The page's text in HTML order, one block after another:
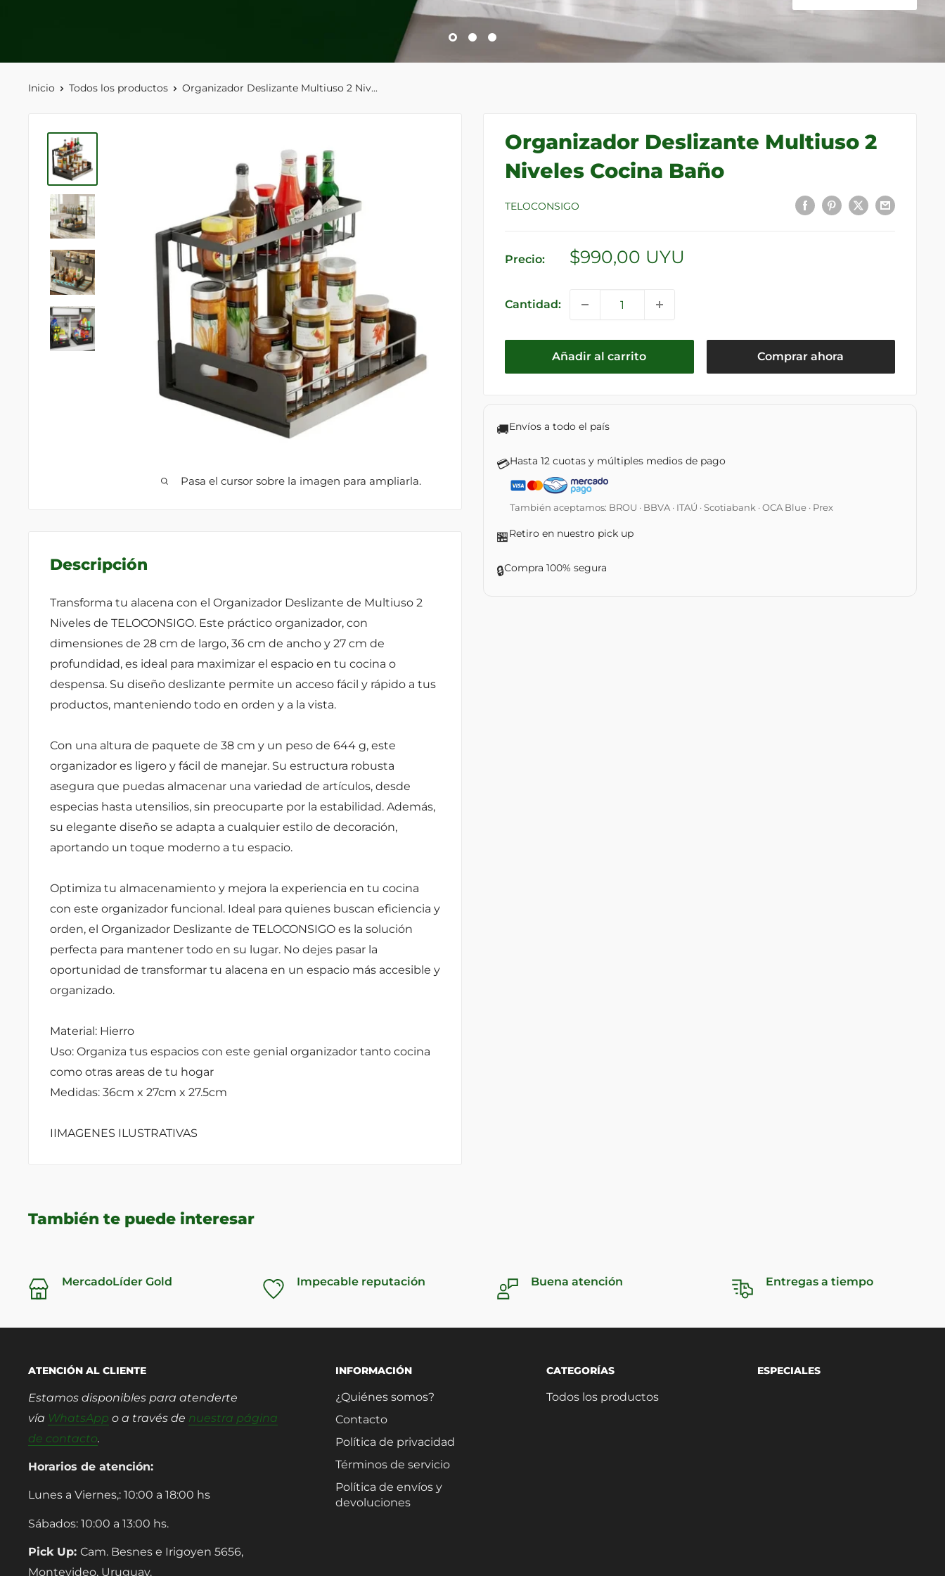
Inicio Todos los productos Organizador Deslizante Multiuso 2 Niv...
Pasa el cursor sobre la imagen para ampliarla.
Organizador Deslizante Multiuso 2
Niveles Cocina Baño
TELOCONSIGO
Precio:
Precio
$990,00 UYU
Cantidad:
Añadir al carrito Comprar ahora
🚚Envíos a todo el país
💳Hasta 12 cuotas y múltiples medios de pago
También aceptamos: BROU · BBVA · ITAÚ · Scotiabank · OCA Blue · Prex
🏪Retiro en nuestro pick up
🔒Compra 100% segura
Descripción
Transforma tu alacena con el Organizador Deslizante de Multiuso 2
Niveles de TELOCONSIGO. Este práctico organizador, con
dimensiones de 28 cm de largo, 36 cm de ancho y 27 cm de
profundidad, es ideal para maximizar el espacio en tu cocina o
despensa. Su diseño deslizante permite un acceso fácil y rápido a tus
productos, manteniendo todo en orden y a la vista.
Con una altura de paquete de 38 cm y un peso de 644 g, este
organizador es ligero y fácil de manejar. Su estructura robusta
asegura que puedas almacenar una variedad de artículos, desde
especias hasta utensilios, sin preocuparte por la estabilidad. Además,
su elegante diseño se adapta a cualquier estilo de decoración,
aportando un toque moderno a tu espacio.
Optimiza tu almacenamiento y mejora la experiencia en tu cocina
con este organizador funcional. Ideal para quienes buscan eficiencia y
orden, el Organizador Deslizante de TELOCONSIGO es la solución
perfecta para mantener todo en su lugar. No dejes pasar la
oportunidad de transformar tu alacena en un espacio más accesible y
organizado.
Material: Hierro
Uso: Organiza tus espacios con este genial organizador tanto cocina
como otras areas de tu hogar
Medidas: 36cm x 27cm x 27.5cm
IIMAGENES ILUSTRATIVAS
También te puede interesar
MercadoLíder Gold Impecable reputación Buena atención Entregas a tiempo
ATENCIÓN AL CLIENTE
Estamos disponibles para atenderte
vía WhatsApp o a través de nuestra página
de contacto.
Horarios de atención:
Lunes a Viernes,: 10:00 a 18:00 hs
Sábados: 10:00 a 13:00 hs.
Pick Up: Cam. Besnes e Irigoyen 5656,
Montevideo, Uruguay.
INFORMACIÓN
¿Quiénes somos?
Contacto
Política de privacidad
Términos de servicio
Política de envíos y
devoluciones
CATEGORÍAS
Todos los productos
ESPECIALES